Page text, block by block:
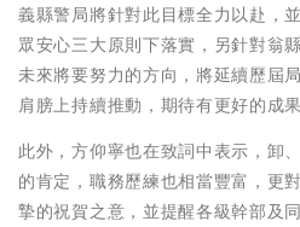
義縣警局將針對此目標全力以赴，
眾安心三大原則下落實，另針對翁
未來將要努力的方向，將延續歷屆
肩膀上持續推動，期待有更好的成果
此外，方仰寧也在致詞中表示，卸
的肯定，職務歷練也相當豐富，更
摯的祝賀之意，並提醒各級幹部及